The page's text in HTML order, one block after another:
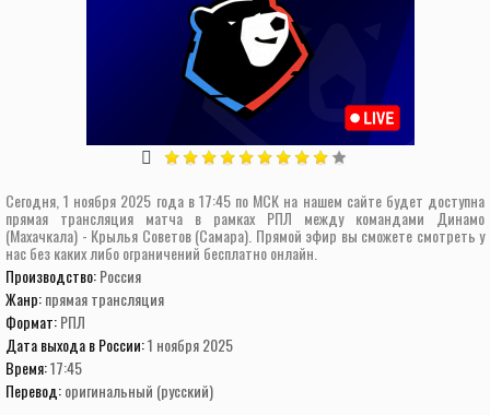
Сегодня, 1 ноября 2025 года в 17:45 по МСК на нашем сайте будет доступна
прямая трансляция матча в рамках РПЛ между командами Динамо
(Махачкала) - Крылья Советов (Самара). Прямой эфир вы сможете смотреть у
нас без каких либо ограничений бесплатно онлайн.
Производство:Россия
Жанр:прямая трансляция
Формат:РПЛ
Дата выхода в России:1 ноября 2025
Время:17:45
Перевод:оригинальный (русский)